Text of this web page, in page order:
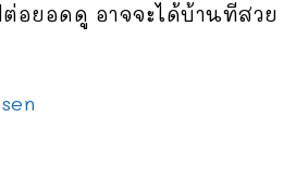
อยอดดู อาจจะได้บ้านที่สวย